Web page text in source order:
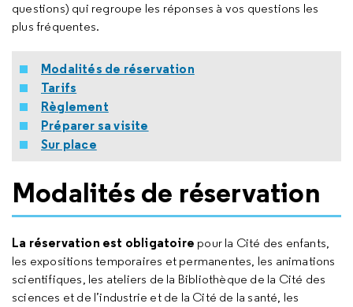
questions) qui regroupe les réponses à vos questions les
plus fréquentes.
Modalités de réservation
Tarifs
Règlement
Préparer sa visite
Sur place
Modalités de réservation
La réservation est obligatoire pour la Cité des enfants,
les expositions temporaires et permanentes, les animations
scientifiques, les ateliers de la Bibliothèque de la Cité des
sciences et de l’industrie et de la Cité de la santé, les